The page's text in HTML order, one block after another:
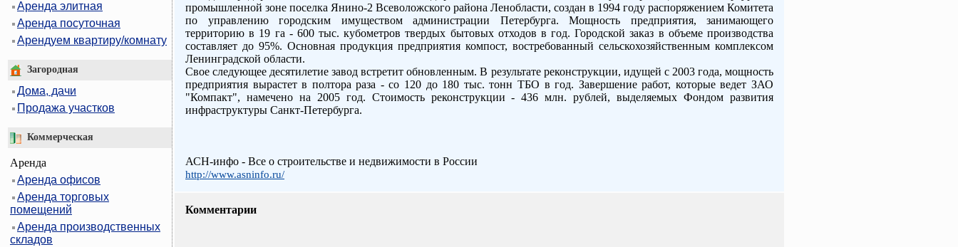
Аренда элитная
Аренда посуточная
Арендуем квартиру/комнату
Загородная
Дома, дачи
Продажа участков
Коммерческая
Аренда
Аренда офисов
Аренда торговых
помещений
Аренда производственных
складов
промышленной зоне поселка Янино-2 Всеволожского района Ленобласти, создан в 1994 году распоряжением Комитета
по управлению городским имуществом администрации Петербурга. Мощность предприятия, занимающего
территорию в 19 га - 600 тыс. кубометров твердых бытовых отходов в год. Городской заказ в объеме производства
составляет до 95%. Основная продукция предприятия компост, востребованный сельскохозяйственным комплексом
Ленинградской области.
Свое следующее десятилетие завод встретит обновленным. В результате реконструкции, идущей с 2003 года, мощность
предприятия вырастет в полтора раза - со 120 до 180 тыс. тонн ТБО в год. Завершение работ, которые ведет ЗАО
"Компакт", намечено на 2005 год. Стоимость реконструкции - 436 млн. рублей, выделяемых Фондом развития
инфраструктуры Санкт-Петербурга.
АСН-инфо - Все о строительстве и недвижимости в России
http://www.asninfo.ru/
Комментарии